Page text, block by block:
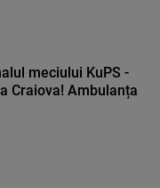
meciului KuPS -
Craiova! Ambulanța